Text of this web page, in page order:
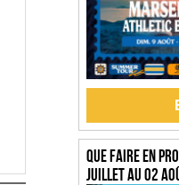
Que faire en
juillet au 02